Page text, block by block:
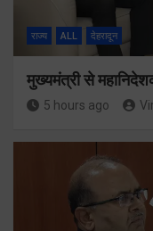
राज्य ALL देहरादून
मुख्यमंत्री से
5 hours ago